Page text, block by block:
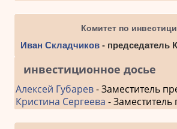
Комитет по
Иван Складчиков- председатель
инвестиционное досье
Алексей Губарев- Заместитель
Кристина Сергеева - Заместитель